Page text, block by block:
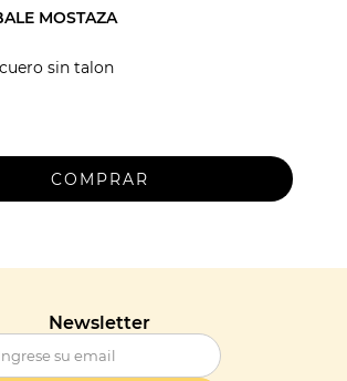
MOSTAZA
sin talon
Newsletter